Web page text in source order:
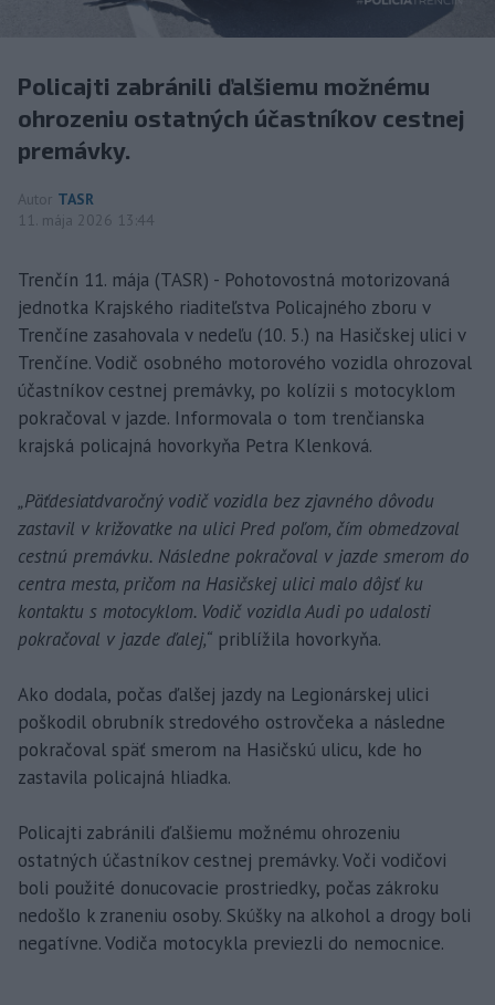
Policajti zabránili ďalšiemu možnému
ohrozeniu ostatných účastníkov cestnej
premávky.
Autor TASR
11. mája 2026 13:44
Trenčín 11. mája (TASR) - Pohotovostná motorizovaná
jednotka Krajského riaditeľstva Policajného zboru v
Trenčíne zasahovala v nedeľu (10. 5.) na Hasičskej ulici v
Trenčíne. Vodič osobného motorového vozidla ohrozoval
účastníkov cestnej premávky, po kolízii s motocyklom
pokračoval v jazde. Informovala o tom trenčianska
krajská policajná hovorkyňa Petra Klenková.
„Päťdesiatdvaročný vodič vozidla bez zjavného dôvodu
zastavil v križovatke na ulici Pred poľom, čím obmedzoval
cestnú premávku. Následne pokračoval v jazde smerom do
centra mesta, pričom na Hasičskej ulici malo dôjsť ku
kontaktu s motocyklom. Vodič vozidla Audi po udalosti
pokračoval v jazde ďalej,“ priblížila hovorkyňa.
Ako dodala, počas ďalšej jazdy na Legionárskej ulici
poškodil obrubník stredového ostrovčeka a následne
pokračoval späť smerom na Hasičskú ulicu, kde ho
zastavila policajná hliadka.
Policajti zabránili ďalšiemu možnému ohrozeniu
ostatných účastníkov cestnej premávky. Voči vodičovi
boli použité donucovacie prostriedky, počas zákroku
nedošlo k zraneniu osoby. Skúšky na alkohol a drogy boli
negatívne. Vodiča motocykla previezli do nemocnice.